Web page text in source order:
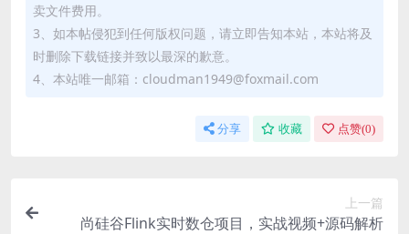
卖文件费用。
3、如本帖侵犯到任何版权问题，请立即告知本站，本站将及
时删除下载链接并致以最深的歉意。
4、本站唯一邮箱：cloudman1949@foxmail.com
分享 收藏 点赞(0)
上一篇
尚硅谷Flink实时数仓项目，实战视频+源码解析